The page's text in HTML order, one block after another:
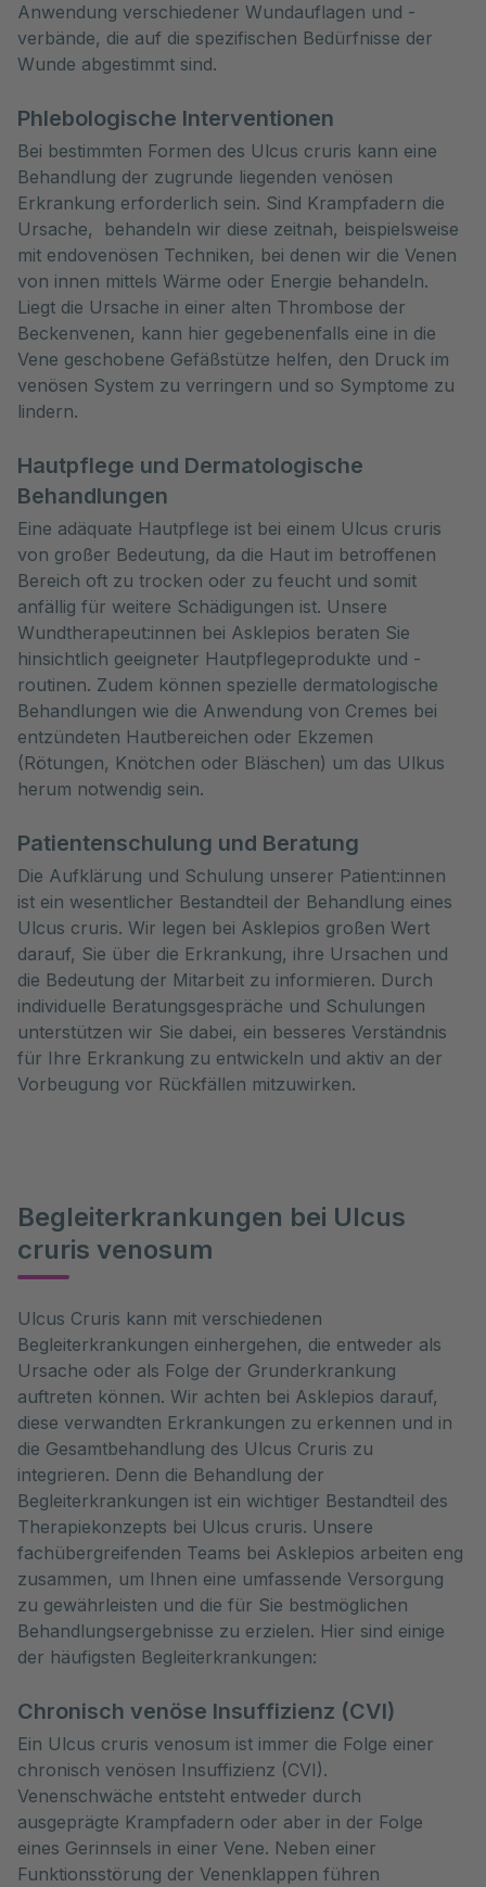
Anwendung verschiedener Wundauflagen und -
verbände, die auf die spezifischen Bedürfnisse der
Wunde abgestimmt sind.
Phlebologische Interventionen
Bei bestimmten Formen des Ulcus cruris kann eine
Behandlung der zugrunde liegenden venösen
Erkrankung erforderlich sein. Sind Krampfadern die
Ursache, behandeln wir diese zeitnah, beispielsweise
mit endovenösen Techniken, bei denen wir die Venen
von innen mittels Wärme oder Energie behandeln.
Liegt die Ursache in einer alten Thrombose der
Beckenvenen, kann hier gegebenenfalls eine in die
Vene geschobene Gefäßstütze helfen, den Druck im
venösen System zu verringern und so Symptome zu
lindern.
Hautpflege und Dermatologische
Behandlungen
Eine adäquate Hautpflege ist bei einem Ulcus cruris
von großer Bedeutung, da die Haut im betroffenen
Bereich oft zu trocken oder zu feucht und somit
anfällig für weitere Schädigungen ist. Unsere
Wundtherapeut:innen bei Asklepios beraten Sie
hinsichtlich geeigneter Hautpflegeprodukte und -
routinen. Zudem können spezielle dermatologische
Behandlungen wie die Anwendung von Cremes bei
entzündeten Hautbereichen oder Ekzemen
(Rötungen, Knötchen oder Bläschen) um das Ulkus
herum notwendig sein.
Patientenschulung und Beratung
Die Aufklärung und Schulung unserer Patient:innen
ist ein wesentlicher Bestandteil der Behandlung eines
Ulcus cruris. Wir legen bei Asklepios großen Wert
darauf, Sie über die Erkrankung, ihre Ursachen und
die Bedeutung der Mitarbeit zu informieren. Durch
individuelle Beratungsgespräche und Schulungen
unterstützen wir Sie dabei, ein besseres Verständnis
für Ihre Erkrankung zu entwickeln und aktiv an der
Vorbeugung vor Rückfällen mitzuwirken.
Begleiterkrankungen bei Ulcus
cruris venosum
Ulcus Cruris kann mit verschiedenen
Begleiterkrankungen einhergehen, die entweder als
Ursache oder als Folge der Grunderkrankung
auftreten können. Wir achten bei Asklepios darauf,
diese verwandten Erkrankungen zu erkennen und in
die Gesamtbehandlung des Ulcus Cruris zu
integrieren. Denn die Behandlung der
Begleiterkrankungen ist ein wichtiger Bestandteil des
Therapiekonzepts bei Ulcus cruris. Unsere
fachübergreifenden Teams bei Asklepios arbeiten eng
zusammen, um Ihnen eine umfassende Versorgung
zu gewährleisten und die für Sie bestmöglichen
Behandlungsergebnisse zu erzielen. Hier sind einige
der häufigsten Begleiterkrankungen:
Chronisch venöse Insuffizienz (CVI)
Ein Ulcus cruris venosum ist immer die Folge einer
chronisch venösen Insuffizienz (CVI).
Venenschwäche entsteht entweder durch
ausgeprägte Krampfadern oder aber in der Folge
eines Gerinnsels in einer Vene. Neben einer
Funktionsstörung der Venenklappen führen